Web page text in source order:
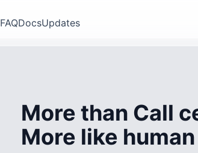
FAQDocsUpdates
More than Call
More like human